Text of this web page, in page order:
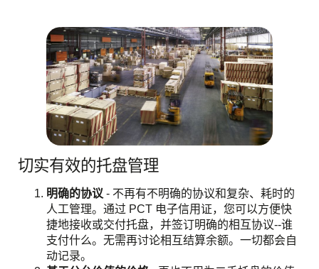
切实有效的托盘管理
明确的协议 - 不再有不明确的协议和复杂、耗时的
人工管理。通过 PCT 电子信用证，您可以方便快
捷地接收或交付托盘，并签订明确的相互协议--谁
支付什么。无需再讨论相互结算余额。一切都会自
动记录。